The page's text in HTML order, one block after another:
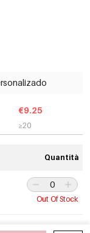
€9.25
≥20
Quantità
Out Of Stock